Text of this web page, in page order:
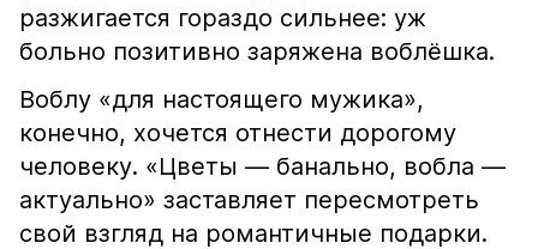
разжигается гораздо сильнее: уж
больно позитивно заряжена воблёшка.
Воблу «для настоящего мужика»,
конечно, хочется отнести дорогому
человеку. «Цветы — банально, вобла —
актуально» заставляет пересмотреть
свой взгляд на романтичные подарки.